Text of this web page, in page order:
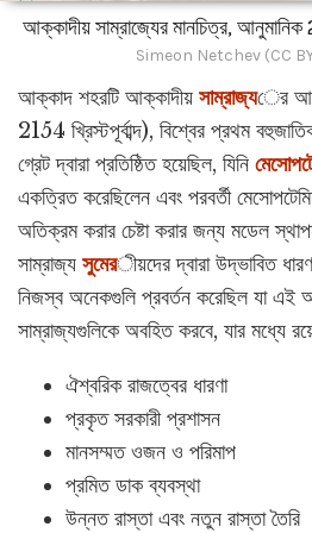
আক্কাদীয় সাম্রাজ্যের মানচিত্র, আনুমানিক
Simeon Netchev (CC
আক্কাদ শহরটি আক্কাদীয় সাম্রাজ্যের
2154 খ্রিস্টপূর্বাব্দ), বিশ্বের প্রথম
গ্রেট দ্বারা প্রতিষ্ঠিত হয়েছিল, যিনি
একত্রিত করেছিলেন এবং পরবর্তী
অতিক্রম করার চেষ্টা করার জন্য মডেল
সাম্রাজ্য সুমেরীয়দের দ্বারা উদ্ভাবিত
নিজস্ব অনেকগুলি প্রবর্তন করেছিল যা এই
সাম্রাজ্যগুলিকে অবহিত করবে, যার মধ্যে
ঐশ্বরিক রাজত্বের ধারণা
প্রকৃত সরকারী প্রশাসন
মানসম্মত ওজন ও পরিমাপ
প্রমিত ডাক ব্যবস্থা
উন্নত রাস্তা এবং নতুন রাস্তা তৈরি